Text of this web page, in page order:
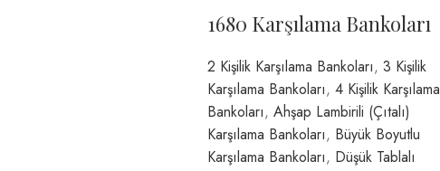
1680 Karşılama Bankoları
2 Kişilik Karşılama Bankoları, 3 Kişilik
Karşılama Bankoları, 4 Kişilik Karşılama
Bankoları, Ahşap Lambirili (Çıtalı)
Karşılama Bankoları, Büyük Boyutlu
Karşılama Bankoları, Düşük Tablalı